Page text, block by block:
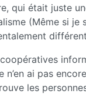
qui était juste
(Même si je
n’en ai pas
les